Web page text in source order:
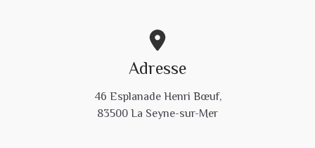
Adresse
46 Esplanade Henri Bœuf,
83500 La Seyne-sur-Mer